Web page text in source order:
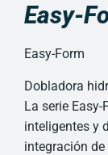
Easy-
Easy-Form
Dobladora
La serie
inteligentes y
integración